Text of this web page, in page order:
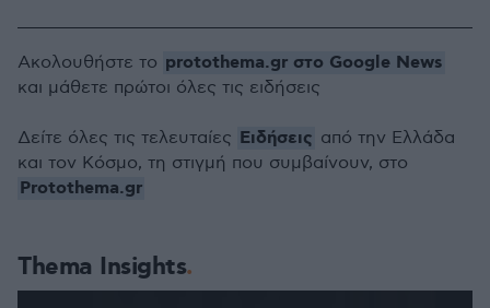
Thema Insights
Ακολουθήστε το protothema.gr στο Google News
και μάθετε πρώτοι όλες τις ειδήσεις
Δείτε όλες τις τελευταίες Ειδήσεις από την Ελλάδα
και τον Κόσμο, τη στιγμή που συμβαίνουν, στο
Protothema.gr